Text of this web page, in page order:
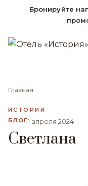
Бронируйте
Главная
ИСТОРИИ
БЛОГ1 апреля 2024
Светлана